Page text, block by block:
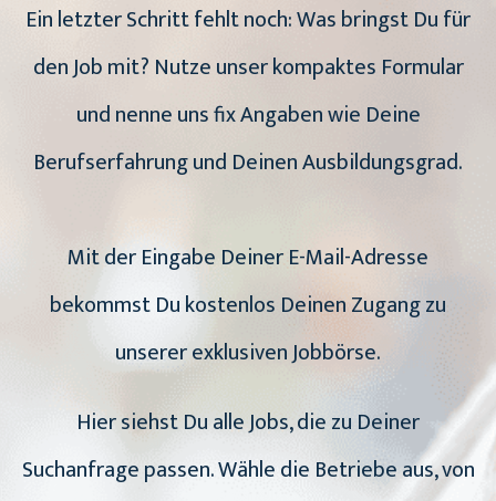
Ein letzter Schritt fehlt noch: Was bringst Du für
den Job mit? Nutze unser kompaktes Formular
und nenne uns fix Angaben wie Deine
Berufserfahrung und Deinen Ausbildungsgrad.
Mit der Eingabe Deiner E-Mail-Adresse
bekommst Du kostenlos Deinen Zugang zu
unserer exklusiven Jobbörse.
Hier siehst Du alle Jobs, die zu Deiner
Suchanfrage passen. Wähle die Betriebe aus, von